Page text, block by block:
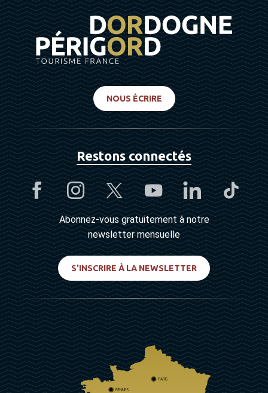
NOUS ÉCRIRE
Restons connectés
Abonnez-vous gratuitement à notre
newsletter mensuelle
S'INSCRIRE À LA NEWSLETTER
PARIS
RENNES